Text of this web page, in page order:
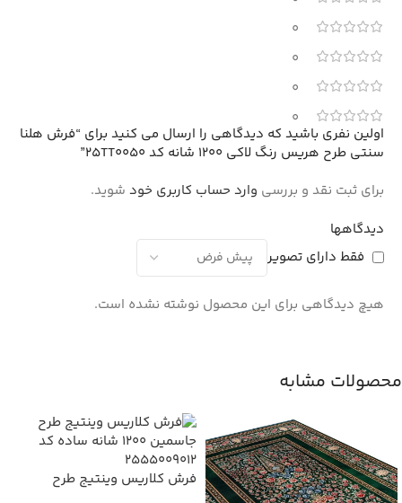
0
0
0
0
دیدگاهها
فقط دارای تصویر
هیچ دیدگاهی برای این محصول نوشته نشده است.
اولین نفری باشید که دیدگاهی را ارسال می کنید برای “فرش هلنا
سنتی طرح هریس رنگ لاکی 1200 شانه کد 25TT0050”
برای ثبت نقد و بررسی وارد حساب کاربری خود شوید.
محصولات مشابه
فرش کلاریس وینتیج طرح